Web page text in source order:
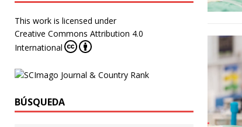
This work is licensed under
Creative Commons Attribution 4.0
International
BÚSQUEDA